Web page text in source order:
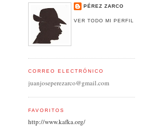
PÉREZ ZARCO
VER TODO MI PERFIL
CORREO ELECTRÓNICO
juanjoseperezarco@gmail.com
FAVORITOS
http://www.kafka.org/